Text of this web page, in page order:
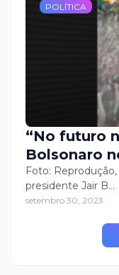
POLÍTICA
“No futuro
Bolsonaro
Foto:
presidente Jair B…
setembro 30, 2023